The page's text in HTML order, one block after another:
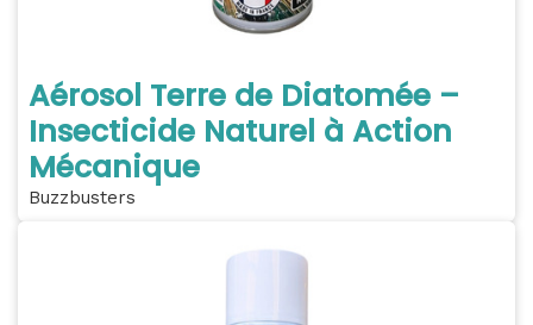
Aérosol Terre de Diatomée –
Insecticide Naturel à Action
Mécanique
Buzzbusters